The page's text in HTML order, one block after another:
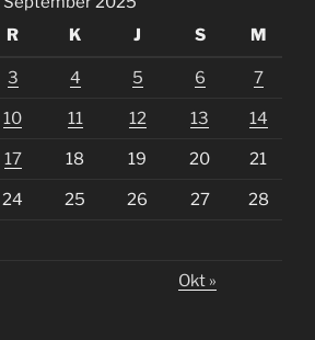
R K J S M
3 4 5 6 7
10 11 12 13 14
17 18 19 20 21
24 25 26 27 28
Okt »